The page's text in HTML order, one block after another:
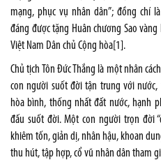
mạng, phục vụ nhân dân”; đồng chí
đáng được tặng Huân chương Sao
Việt Nam Dân chủ Cộng hòa [1] .
Chủ tịch Tôn Đức Thắng là một nhân
con người suốt đời tận trung với
hòa bình, thống nhất đất nước, hạnh
đấu suốt đời. Một con người trọn đời
khiêm tốn, giản dị, nhân hậu, khoan
thu hút, tập hợp, cổ vũ nhân dân tham